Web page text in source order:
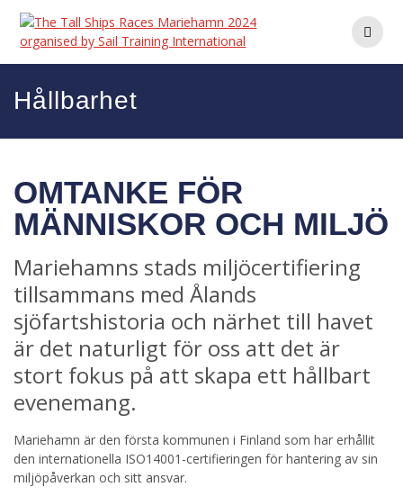
Hoppa
innehåll
Hållbarhet
OMTANKE FÖR
MÄNNISKOR OCH MILJÖ
Mariehamns stads miljöcertifiering
tillsammans med Ålands
sjöfartshistoria och närhet till havet
är det naturligt för oss att det är
stort fokus på att skapa ett hållbart
evenemang.
Mariehamn är den första kommunen i Finland som har erhållit
den internationella ISO14001-certifieringen för hantering av sin
miljöpåverkan och sitt ansvar.